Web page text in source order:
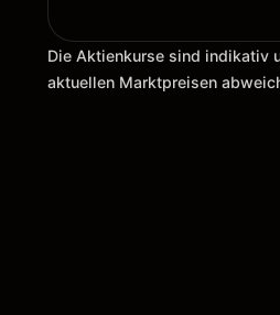
Die Aktienkurse sind indikativ
aktuellen Marktpreisen